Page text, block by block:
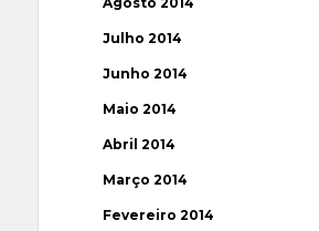
Julho 2014
Junho 2014
Maio 2014
Abril 2014
Março 2014
Fevereiro 2014